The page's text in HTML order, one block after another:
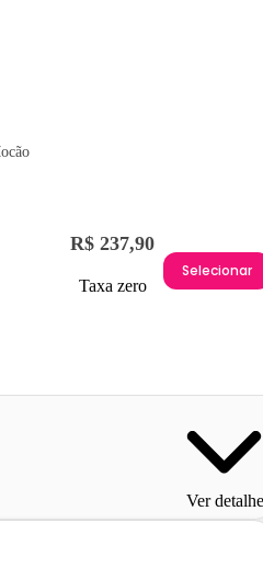
R$ 237,90
Taxa zero
Selecionar
Ver